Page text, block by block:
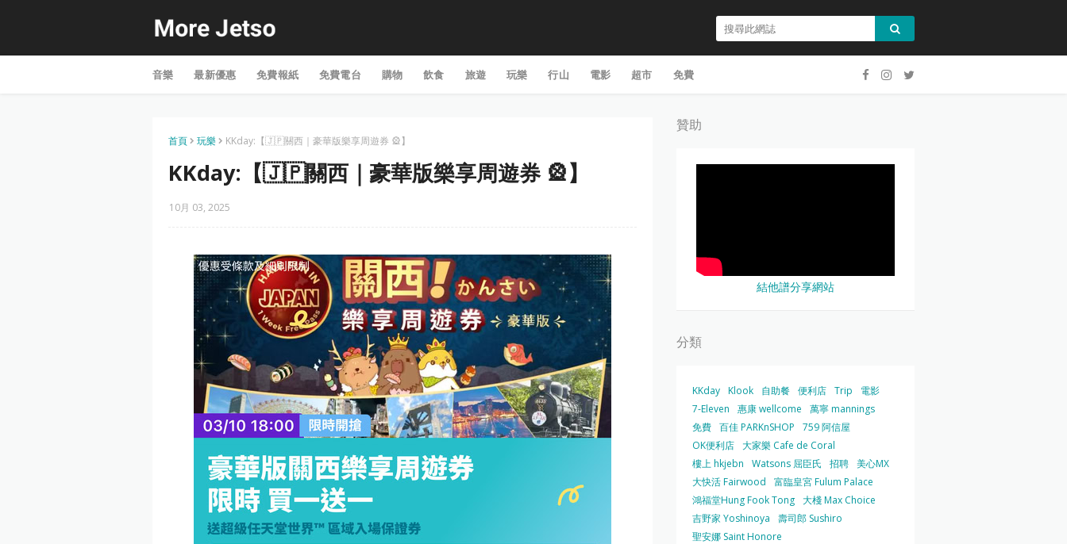
音樂 最新優惠 免費報紙 免費電台 購物 飲食 旅遊 玩樂 行山 電影 超市 免費
首頁 玩樂 KKday:【🇯🇵關西｜豪華版樂享周遊券 🎡】
KKday:【🇯🇵關西｜豪華版樂享周遊券 🎡】
10月 03, 2025
贊助
結他譜分享網站
分類
KKday Klook 自助餐 便利店 Trip
電影
7-Eleven
惠康 wellcome
萬寧 mannings
免費 百佳 PARKnSHOP
759 阿信屋
OK便利店 大家樂 Cafe de Coral
樓上 hkjebn
Watsons 屈臣氏 招聘 美心MX
大快活 Fairwood
富臨皇宮 Fulum Palace
鴻福堂Hung Fook Tong 大棧 Max Choice
吉野家 Yoshinoya
壽司郎 Sushiro
聖安娜 Saint Honore